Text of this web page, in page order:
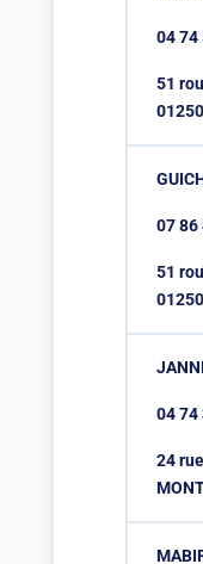
04 74
51
07 86
51
04 74
24